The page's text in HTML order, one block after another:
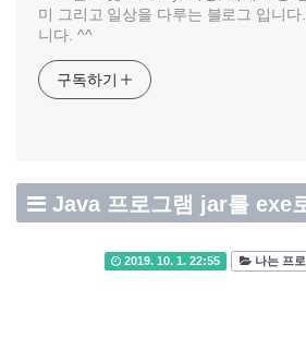
미 그리고 일상을 다루는 블로그 입니다
니다. ^^
구독하기
Java 프로그램 jar를 exe
2019. 10. 1. 22:55 나는 프